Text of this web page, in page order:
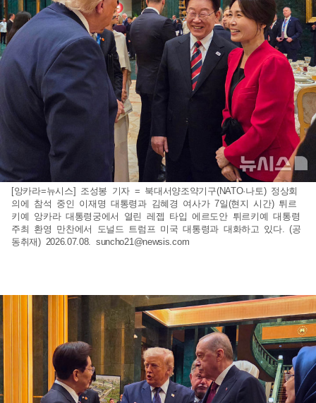
[앙카라=뉴시스] 조성봉 기자 = 북대서양조약기구(NATO·나토) 정상회
의에 참석 중인 이재명 대통령과 김혜경 여사가 7일(현지 시간) 튀르
키예 앙카라 대통령궁에서 열린 레젭 타입 에르도안 튀르키예 대통령
주최 환영 만찬에서 도널드 트럼프 미국 대통령과 대화하고 있다. (공
동취재) 2026.07.08. suncho21@newsis.com